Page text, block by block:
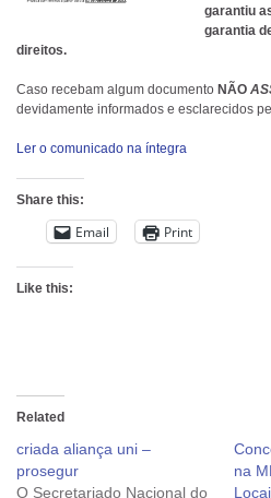
garantiu
garantia
direitos.
Caso recebam algum documento NÃO
devidamente informados e esclarecidos
Ler o comunicado na íntegra
Share this:
Email Print
Like this:
Related
criada aliança uni –
prosegur
O Secretariado Nacional do
na